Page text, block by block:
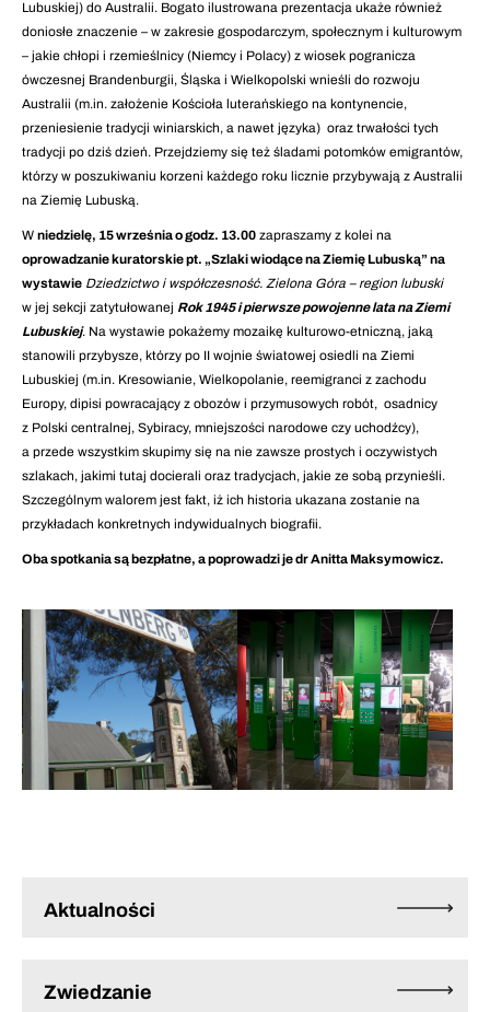
Aktualności
Zwiedzanie
Lubuskiej) do Australii. Bogato ilustrowana prezentacja ukaże również
doniosłe znaczenie – w zakresie gospodarczym, społecznym i kulturowym
– jakie chłopi i rzemieślnicy (Niemcy i Polacy) z wiosek pogranicza
ówczesnej Brandenburgii, Śląska i Wielkopolski wnieśli do rozwoju
Australii (m.in. założenie Kościoła luterańskiego na kontynencie,
przeniesienie tradycji winiarskich, a nawet języka) oraz trwałości tych
tradycji po dziś dzień. Przejdziemy się też śladami potomków emigrantów,
którzy w poszukiwaniu korzeni każdego roku licznie przybywają z Australii
na Ziemię Lubuską.
W niedzielę, 15 września o godz. 13.00 zapraszamy z kolei na
oprowadzanie kuratorskie pt. „Szlaki wiodące na Ziemię Lubuską” na
wystawie Dziedzictwo i współczesność. Zielona Góra – region lubuski
w jej sekcji zatytułowanej Rok 1945 i pierwsze powojenne lata na Ziemi
Lubuskiej. Na wystawie pokażemy mozaikę kulturowo-etniczną, jaką
stanowili przybysze, którzy po II wojnie światowej osiedli na Ziemi
Lubuskiej (m.in. Kresowianie, Wielkopolanie, reemigranci z zachodu
Europy, dipisi powracający z obozów i przymusowych robót, osadnicy
z Polski centralnej, Sybiracy, mniejszości narodowe czy uchodźcy),
a przede wszystkim skupimy się na nie zawsze prostych i oczywistych
szlakach, jakimi tutaj docierali oraz tradycjach, jakie ze sobą przynieśli.
Szczególnym walorem jest fakt, iż ich historia ukazana zostanie na
przykładach konkretnych indywidualnych biografii.
Oba spotkania są bezpłatne, a poprowadzi je dr Anitta Maksymowicz.